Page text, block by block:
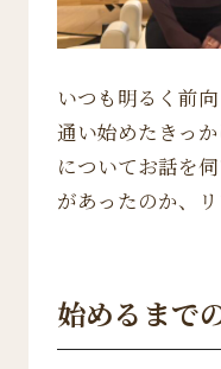
いつも明るく前
通い始めたきっ
についてお話を
があったのか、
始めるまで